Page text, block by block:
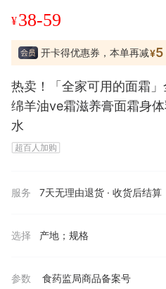
¥38-59
开卡得优惠券，本单再减¥5
热卖！「全家可用的面霜
绵羊油ve霜滋养膏面霜身
水
超百人加购
服务 7天无理由退货 · 收货后结算
选择 产地；规格
参数 食药监局商品备案号